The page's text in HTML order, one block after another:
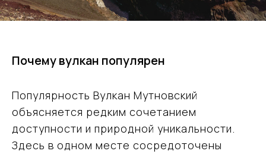
Почему вулкан популярен
Популярность Вулкан Мутновский
объясняется редким сочетанием
доступности и природной уникальности.
Здесь в одном месте сосредоточены